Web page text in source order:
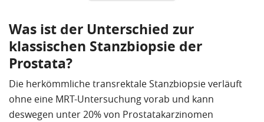
Was ist der Unterschied zur
klassischen Stanzbiopsie der
Prostata?
Die herkömmliche transrektale Stanzbiopsie verläuft
ohne eine MRT-Untersuchung vorab und kann
deswegen unter 20% von Prostatakarzinomen